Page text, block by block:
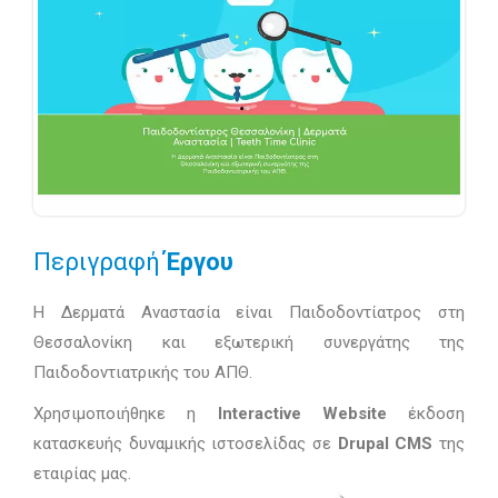
ΠεριγραφήΈργου
H Δερματά Αναστασία είναι Παιδοδοντίατρος στη
Θεσσαλονίκη και εξωτερική συνεργάτης της
Παιδοδοντιατρικής του ΑΠΘ.
Χρησιμοποιήθηκε η Interactive Website έκδοση
κατασκευής δυναμικής ιστοσελίδας σε Drupal CMS της
εταιρίας μας.